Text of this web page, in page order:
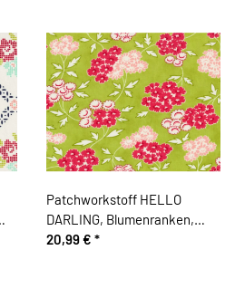
Patchworkstoff HELLO
DARLING, Blumenranken,
hellgrün-rot, Moda Fabrics
20,99 € *